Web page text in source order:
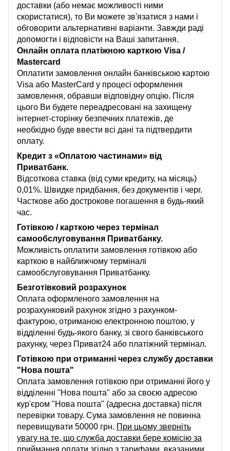
доставки (або немає можливості ними
скористатися), то Ви можете зв'язатися з нами і
обговорити альтернативні варіанти. Завжди раді
допомогти і відповісти на Ваші запитання.
Онлайн оплата платіжною карткою Visa /
Mastercard
Оплатити замовлення онлайн банківською картою
Visa або MasterCard у процесі оформлення
замовлення, обравши відповідну опцію. Після
цього Ви будете переадресовані на захищену
інтернет-сторінку безпечних платежів, де
необхідно буде ввести всі дані та підтвердити
оплату.
Кредит з «Оплатою частинами» від
Приватбанк.
Відсоткова ставка (від суми кредиту, на місяць)
0,01%. Швидке придбання, без документів і черг.
Часткове або дострокове погашення в будь-який
час.
Готівкою / карткою через термінал
самообслуговування Приватбанку.
Можливість оплатити замовлення готівкою або
карткою в найближчому терміналі
самообслуговування Приватбанку.
Безготівковий розрахунок
Оплата оформленого замовлення на
розрахунковий рахунок згідно з рахунком-
фактурою, отриманою електронною поштою, у
відділенні будь-якого банку, зі свого банківського
рахунку, через Приват24 або платіжний термінал.
Готівкою при отриманні через службу доставки
"Нова пошта"
Оплата замовлення готівкою при отриманні його у
відділенні "Нова пошта" або за своєю адресою
кур'єром "Нова пошта" (адресна доставка) після
перевірки товару. Сума замовлення не повинна
перевищувати 50000 грн. При цьому зверніть
увагу на те, що служба доставки бере комісію за
приймання оплати згідно з тарифами, вказаними